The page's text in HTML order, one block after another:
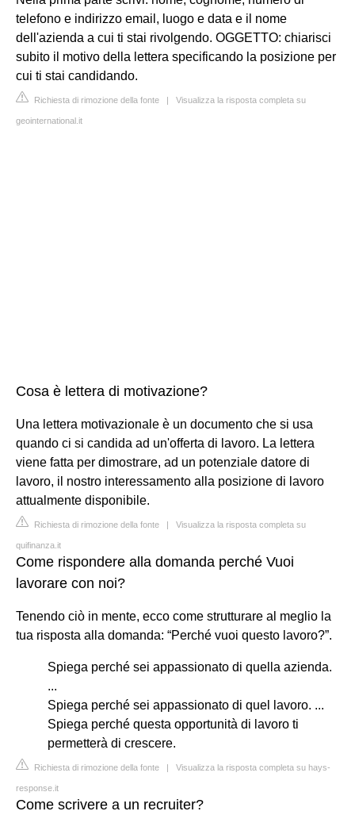
telefono e indirizzo email, luogo e data e il nome
dell'azienda a cui ti stai rivolgendo. OGGETTO: chiarisci
subito il motivo della lettera specificando la posizione per
cui ti stai candidando.
Richiesta di rimozione della fonte | Visualizza la risposta completa su
geointernational.it
Cosa è lettera di motivazione?
Una lettera motivazionale è un documento che si usa
quando ci si candida ad un'offerta di lavoro. La lettera
viene fatta per dimostrare, ad un potenziale datore di
lavoro, il nostro interessamento alla posizione di lavoro
attualmente disponibile.
Richiesta di rimozione della fonte | Visualizza la risposta completa su
quifinanza.it
Come rispondere alla domanda perché Vuoi
lavorare con noi?
Tenendo ciò in mente, ecco come strutturare al meglio la
tua risposta alla domanda: “Perché vuoi questo lavoro?”.
Spiega perché sei appassionato di quella azienda.
...
Spiega perché sei appassionato di quel lavoro. ...
Spiega perché questa opportunità di lavoro ti
permetterà di crescere.
Richiesta di rimozione della fonte | Visualizza la risposta completa su hays-
response.it
Come scrivere a un recruiter?